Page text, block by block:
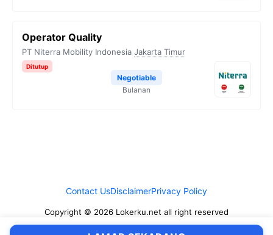
Operator Quality
PT Niterra Mobility Indonesia Jakarta Timur
Ditutup
Negotiable
Bulanan
Contact UsDisclaimerPrivacy Policy
Copyright © 2026 Lokerku.net all right reserved